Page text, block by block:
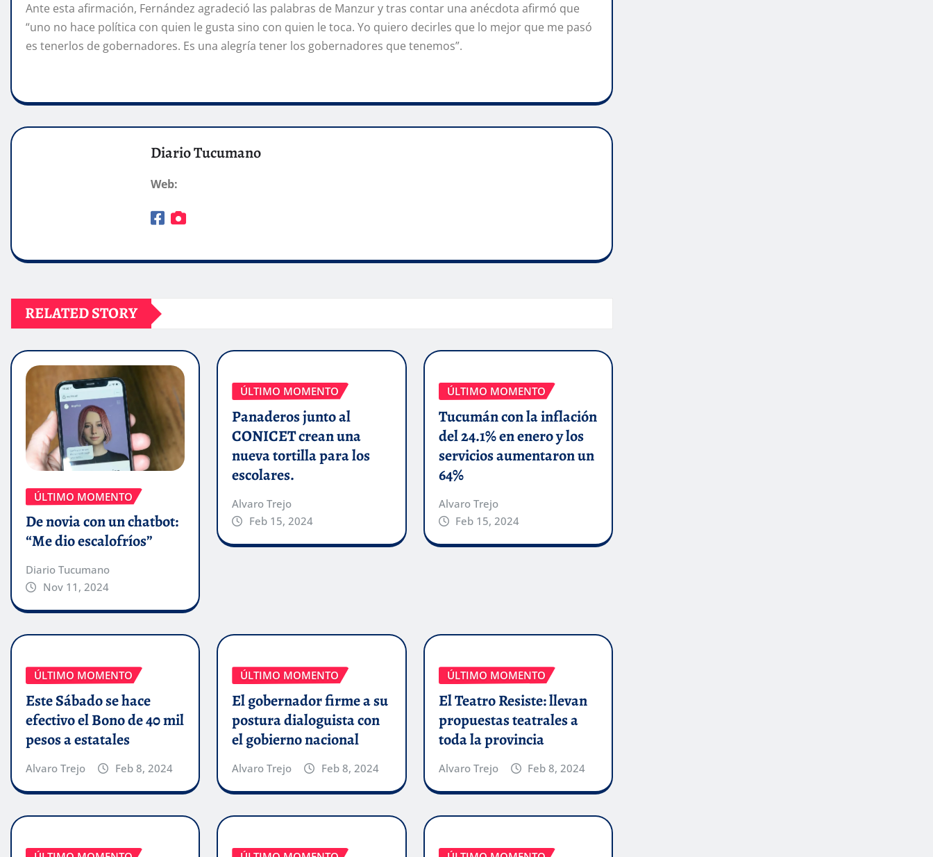
Ante esta afirmación, Fernández agradeció las palabras de Manzur y tras contar una anécdota afirmó que
“uno no hace política con quien le gusta sino con quien le toca. Yo quiero decirles que lo mejor que me pasó
es tenerlos de gobernadores. Es una alegría tener los gobernadores que tenemos”.
Diario Tucumano
Web:
RELATED STORY
ÚLTIMO MOMENTO
De novia con un chatbot:
“Me dio escalofríos”
Diario Tucumano
Nov 11, 2024
ÚLTIMO MOMENTO
Panaderos junto al
CONICET crean una
nueva tortilla para los
escolares.
Alvaro Trejo
Feb 15, 2024
ÚLTIMO MOMENTO
Tucumán con la inflación
del 24.1% en enero y los
servicios aumentaron un
64%
Alvaro Trejo
Feb 15, 2024
ÚLTIMO MOMENTO
Este Sábado se hace
efectivo el Bono de 40 mil
pesos a estatales
Alvaro Trejo Feb 8, 2024
ÚLTIMO MOMENTO
El gobernador firme a su
postura dialoguista con
el gobierno nacional
Alvaro Trejo Feb 8, 2024
ÚLTIMO MOMENTO
El Teatro Resiste: llevan
propuestas teatrales a
toda la provincia
Alvaro Trejo Feb 8, 2024